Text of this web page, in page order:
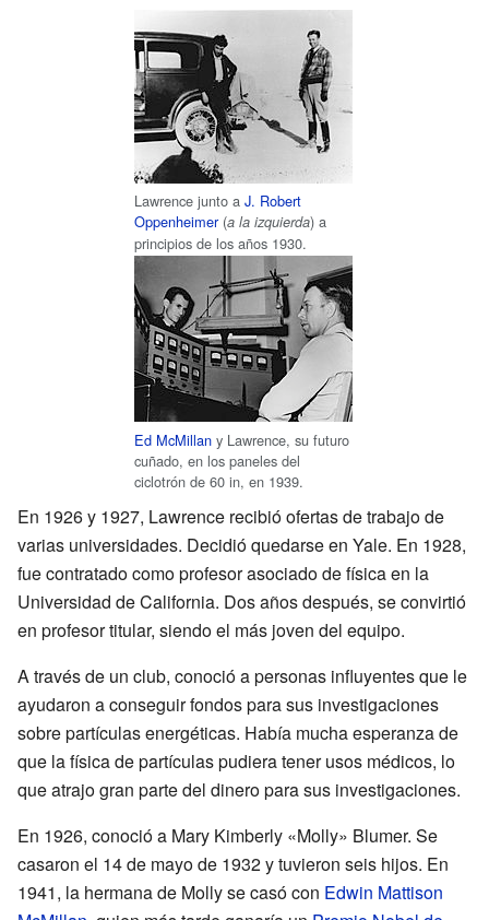
Lawrence junto a J. Robert
Oppenheimer(a la izquierda) a
principios de los años 1930.
Ed McMillan y Lawrence, su futuro
cuñado, en los paneles del
ciclotrón de 60 in, en 1939.
En 1926 y 1927, Lawrence recibió ofertas de trabajo de
varias universidades. Decidió quedarse en Yale. En 1928,
fue contratado como profesor asociado de física en la
Universidad de California. Dos años después, se convirtió
en profesor titular, siendo el más joven del equipo.
A través de un club, conoció a personas influyentes que le
ayudaron a conseguir fondos para sus investigaciones
sobre partículas energéticas. Había mucha esperanza de
que la física de partículas pudiera tener usos médicos, lo
que atrajo gran parte del dinero para sus investigaciones.
En 1926, conoció a Mary Kimberly «Molly» Blumer. Se
casaron el 14 de mayo de 1932 y tuvieron seis hijos. En
1941, la hermana de Molly se casó con Edwin Mattison